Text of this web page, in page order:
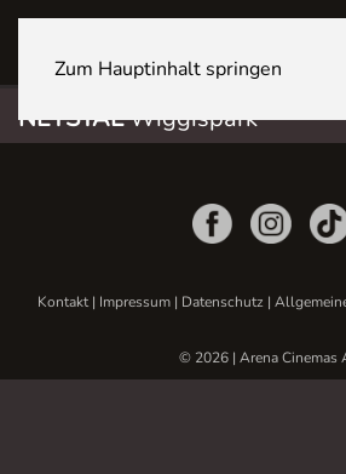
Zum Hauptinhalt springen
NETSTALWiggispark
Kontakt| Impressum | Datenschutz |
© 2026 | Arena Cinemas